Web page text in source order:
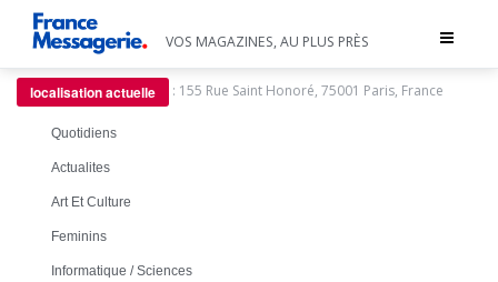
Toggle
VOS MAGAZINES, AU PLUS PRÈS
localisation actuelle : 155 Rue Saint Honoré, 75001 Paris, France
Quotidiens
Actualites
Art Et Culture
Feminins
Informatique / Sciences